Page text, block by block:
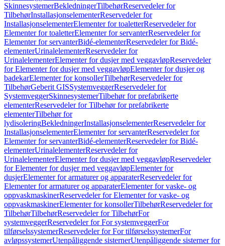
SkinnesystemerBekledningerTilbehørReservedeler for
TilbehørInstallasjonselementerReservedeler for
InstallasjonselementerElementer for toaletterReservedeler for
Elementer for toaletterElementer for servanterReservedeler for
Elementer for servanterBidé-elementerReservedeler for Bidé-
elementerUrinalelementerReservedeler for
UrinalelementerElementer for dusjer med veggavløpReservedeler
for Elementer for dusjer med veggavløpElementer for dusjer og
badekarElementer for konsollerTilbehørReservedeler for
TilbehørGeberit GISSystemveggerReservedeler for
SystemveggerSkinnesystemerTilbehør for prefabrikerte
elementerReservedeler for Tilbehør for prefabrikerte
elementerTilbehør for
lydisoleringBekledningerInstallasjonselementerReservedeler for
InstallasjonselementerElementer for servanterReservedeler for
Elementer for servanterBidé-elementerReservedeler for Bidé-
elementerUrinalelementerReservedeler for
UrinalelementerElementer for dusjer med veggavløpReservedeler
for Elementer for dusjer med veggavløpElementer for
dusjerElementer for armaturer og apparaterReservedeler for
Elementer for armaturer og apparaterElementer for vaske- og
oppvaskmaskinerReservedeler for Elementer for vaske- og
oppvaskmaskinerElementer for konsollerTilbehørReservedeler for
TilbehørTilbehørReservedeler for TilbehørFor
systemveggerReservedeler for For systemveggerFor
tilførselssystemerReservedeler for For tilførselssystemerFor
avløpssystemerUtenpåliggende sisternerUtenpåliggende sisterner for